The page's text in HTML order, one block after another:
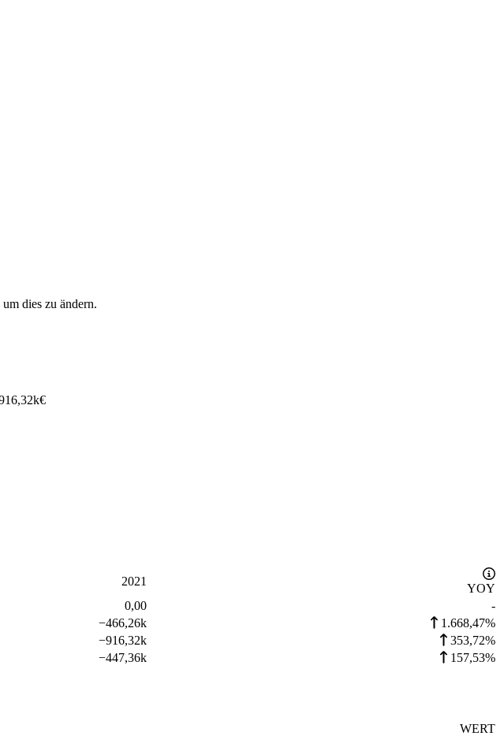
dies zu ändern.
€
2021
YOY
0,00
-
−466,26k
1.668,47%
−916,32k
353,72%
−447,36k 157,53%
WERT